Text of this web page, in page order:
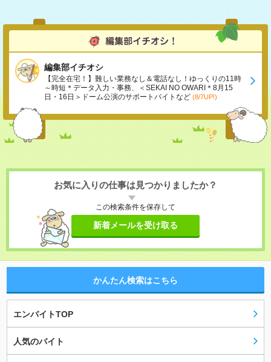
編集部イチオシ
【完全在宅！】難しい業務なし＆電話なし！ゆっくりの11時
～時短＊データ入力・事務、＜SEKAI NO OWARI＊8月15
日・16日＞ドーム公演のサポートバイトなど (8/7UP!)
お気に入りの仕事は見つかりましたか？
この検索条件を保存して
新着メールを受け取る
かんたん検索はこちら
エンバイトTOP
人気のバイト